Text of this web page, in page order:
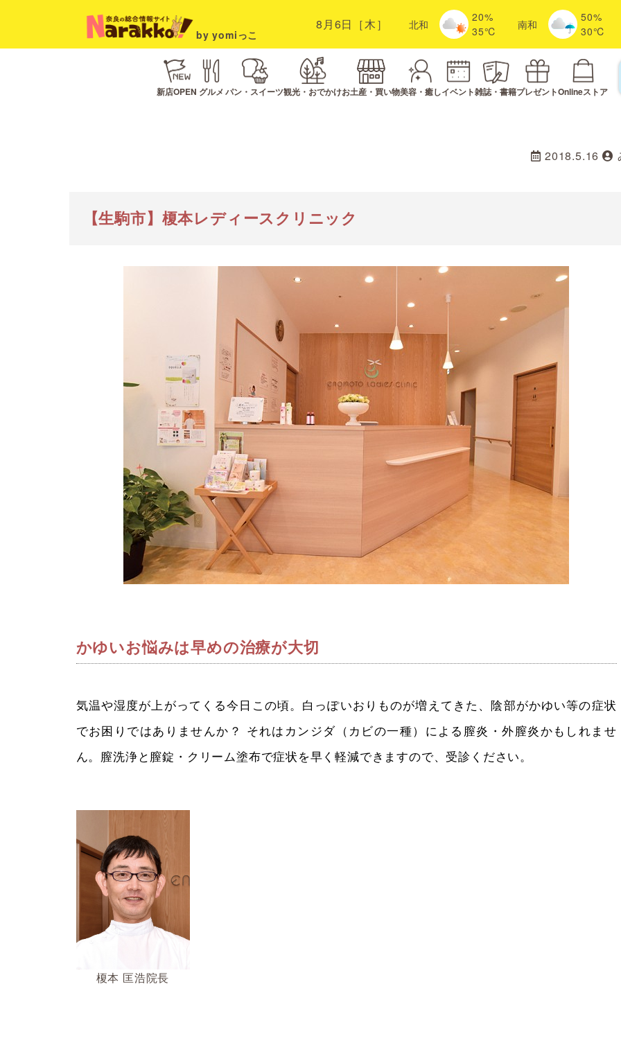
by yomiっこ
8月6日［木］ 北和
20%
35℃
南和
50%
30℃
新店OPEN グルメ パン・スイーツ観光・おでかけお土産・買い物美容・癒しイベント雑誌・書籍プレゼントOnlineストア
2018.5.16
【生駒市】榎本レディースクリニック
かゆいお悩みは早めの治療が大切
気温や湿度が上がってくる今日この頃。白っぽいおりものが増えてきた、陰部がかゆい等の症状
でお困りではありませんか？ それはカンジダ（カビの一種）による膣炎・外膣炎かもしれませ
ん。膣洗浄と膣錠・クリーム塗布で症状を早く軽減できますので、受診ください。
榎本 匡浩院長